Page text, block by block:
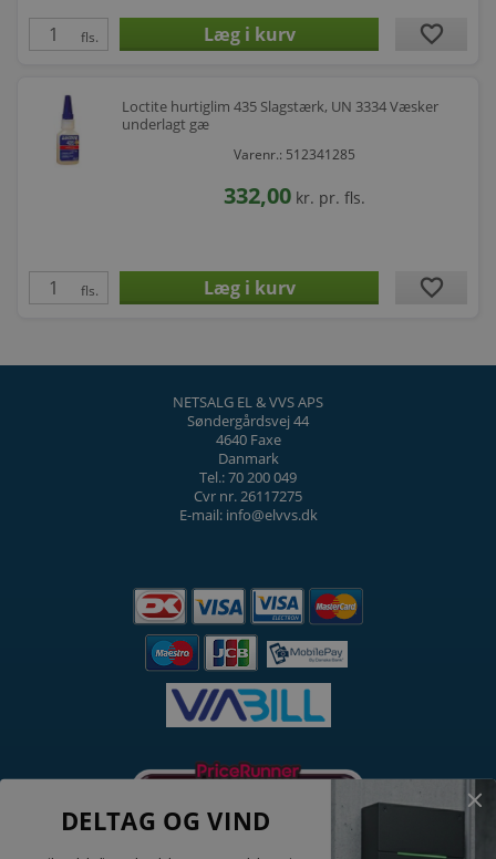
fls. favorite
Loctite hurtiglim 435 Slagstærk, UN 3334 Væsker
underlagt gæ
Varenr.: 512341285
332,00 kr. pr. fls.
fls. favorite
NETSALG EL & VVS APS
Søndergårdsvej 44
4640 Faxe
Danmark
Tel.: 70 200 049
Cvr nr. 26117275
E-mail: info@elvvs.dk
DELTAG OG VIND